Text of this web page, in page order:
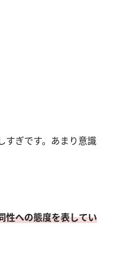
すぎです。あまり意識
性への態度を表してい